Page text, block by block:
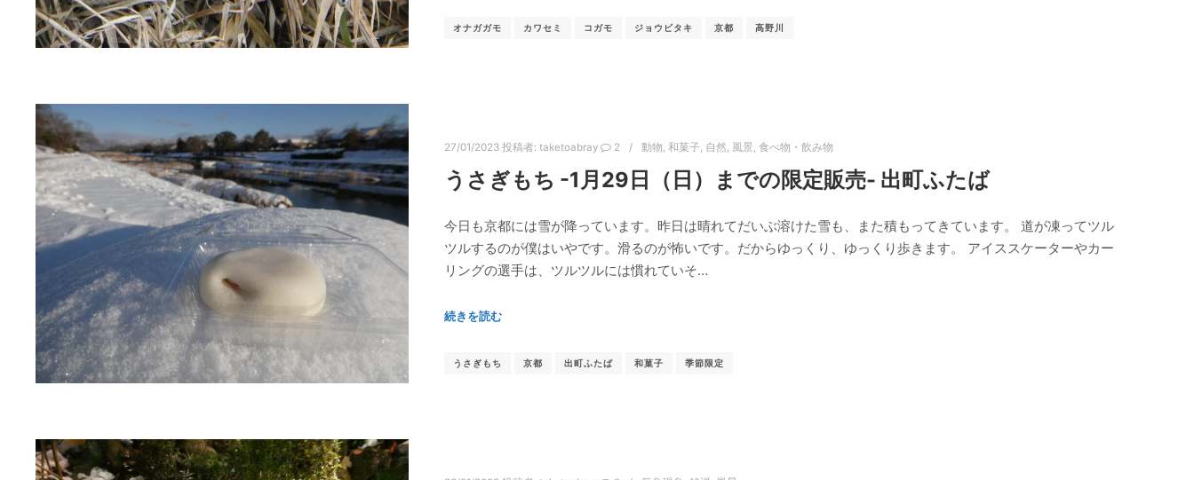
オナガガモ カワセミ コガモ ジョウビタキ 京都 高野川
27/01/2023 投稿者: taketoabray 2 動物, 和菓子, 自然, 風景, 食べ物・飲み物
うさぎもち -1月29日（日）までの限定販売- 出町ふたば
今日も京都には雪が降っています。昨日は晴れてだいぶ溶けた雪も、また積もってきています。 道が凍ってツル
ツルするのが僕はいやです。滑るのが怖いです。だからゆっくり、ゆっくり歩きます。 アイススケーターやカー
リングの選手は、ツルツルには慣れていそ…
続きを読む
うさぎもち 京都 出町ふたば 和菓子 季節限定